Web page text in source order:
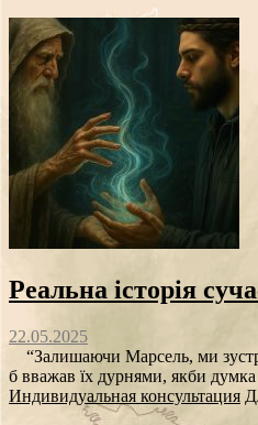
Реальна історія
22.05.2025
“Залишаючи Марсель, ми
б вважав їх дурнями, якби
Индивидуальная консультация